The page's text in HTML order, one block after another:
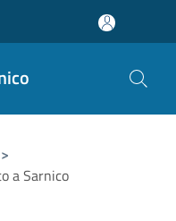
>
a Sarnico